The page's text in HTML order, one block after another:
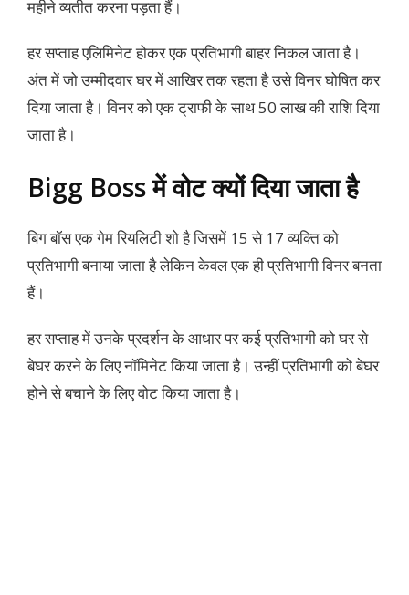
महीने व्यतीत करना पड़ता हैं।
हर सप्ताह एलिमिनेट होकर एक प्रतिभागी बाहर निकल जाता है।
अंत में जो उम्मीदवार घर में आखिर तक रहता है उसे विनर घोषित कर
दिया जाता है। विनर को एक ट्राफी के साथ 50 लाख की राशि दिया
जाता है।
Bigg Boss में वोट क्यों दिया जाता है
बिग बॉस एक गेम रियलिटी शो है जिसमें 15 से 17 व्यक्ति को
प्रतिभागी बनाया जाता है लेकिन केवल एक ही प्रतिभागी विनर बनता
हैं।
हर सप्ताह में उनके प्रदर्शन के आधार पर कई प्रतिभागी को घर से
बेघर करने के लिए नॉमिनेट किया जाता है। उन्हीं प्रतिभागी को बेघर
होने से बचाने के लिए वोट किया जाता है।